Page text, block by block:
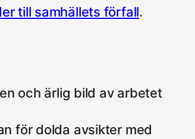
till samhällets förfall.
och ärlig bild av arbetet
för dolda avsikter med